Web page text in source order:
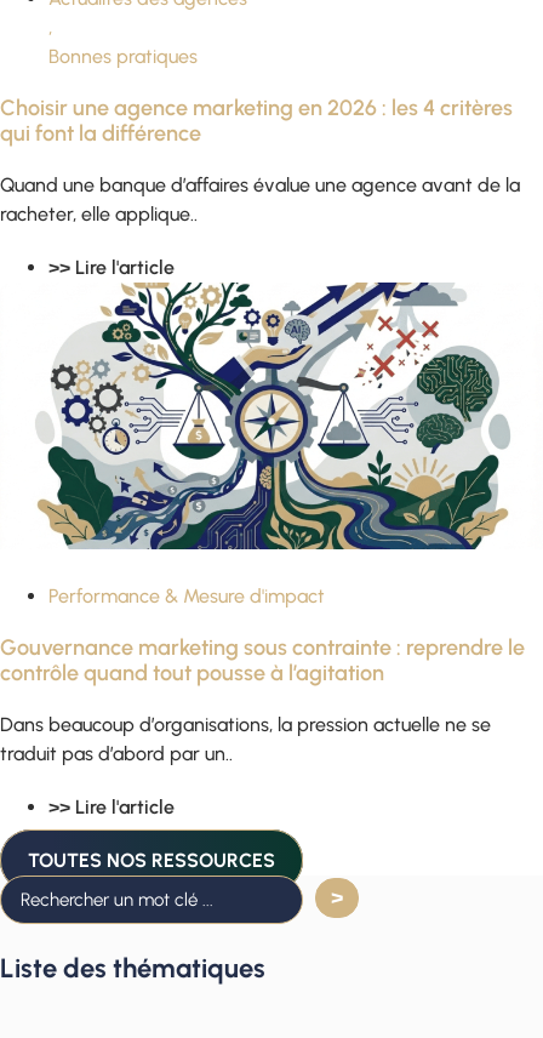
,
Bonnes pratiques
Choisir une agence marketing en 2026 : les 4 critères
qui font la différence
Quand une banque d’affaires évalue une agence avant de la
racheter, elle applique..
>> Lire l'article
Performance & Mesure d'impact
Gouvernance marketing sous contrainte : reprendre le
contrôle quand tout pousse à l’agitation
Dans beaucoup d’organisations, la pression actuelle ne se
traduit pas d’abord par un..
>> Lire l'article
TOUTES NOS RESSOURCES
Liste des thématiques